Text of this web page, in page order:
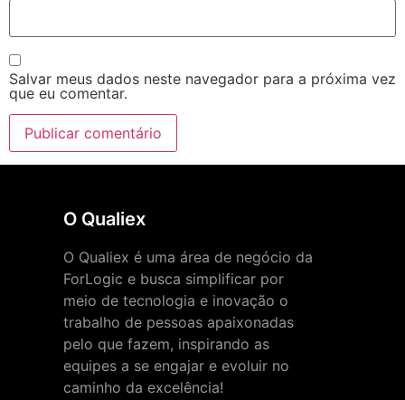
Salvar meus dados neste navegador para a próxima vez
que eu comentar.
O Qualiex
O Qualiex é uma área de negócio da
ForLogic e busca simplificar por
meio de tecnologia e inovação o
trabalho de pessoas apaixonadas
pelo que fazem, inspirando as
equipes a se engajar e evoluir no
caminho da excelência!